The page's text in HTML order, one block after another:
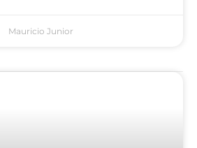
Mauricio Junior